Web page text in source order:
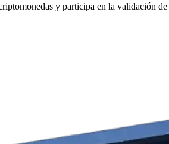
y participa en la validación